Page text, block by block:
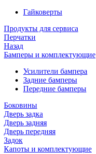
Гайковерты
Продукты для сервиса
Перчатки
Назад
Бамперы и комплектующие
Усилители бампера
Задние бамперы
Передние бамперы
Боковины
Дверь задка
Дверь задняя
Дверь передняя
Задок
Капоты и комплектующие